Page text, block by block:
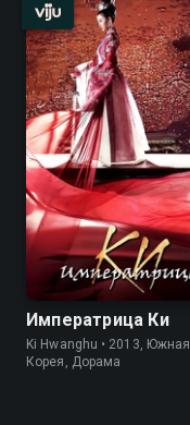
Императрица Ки
Ki Hwanghu • 2013, Южная
Корея, Дорама